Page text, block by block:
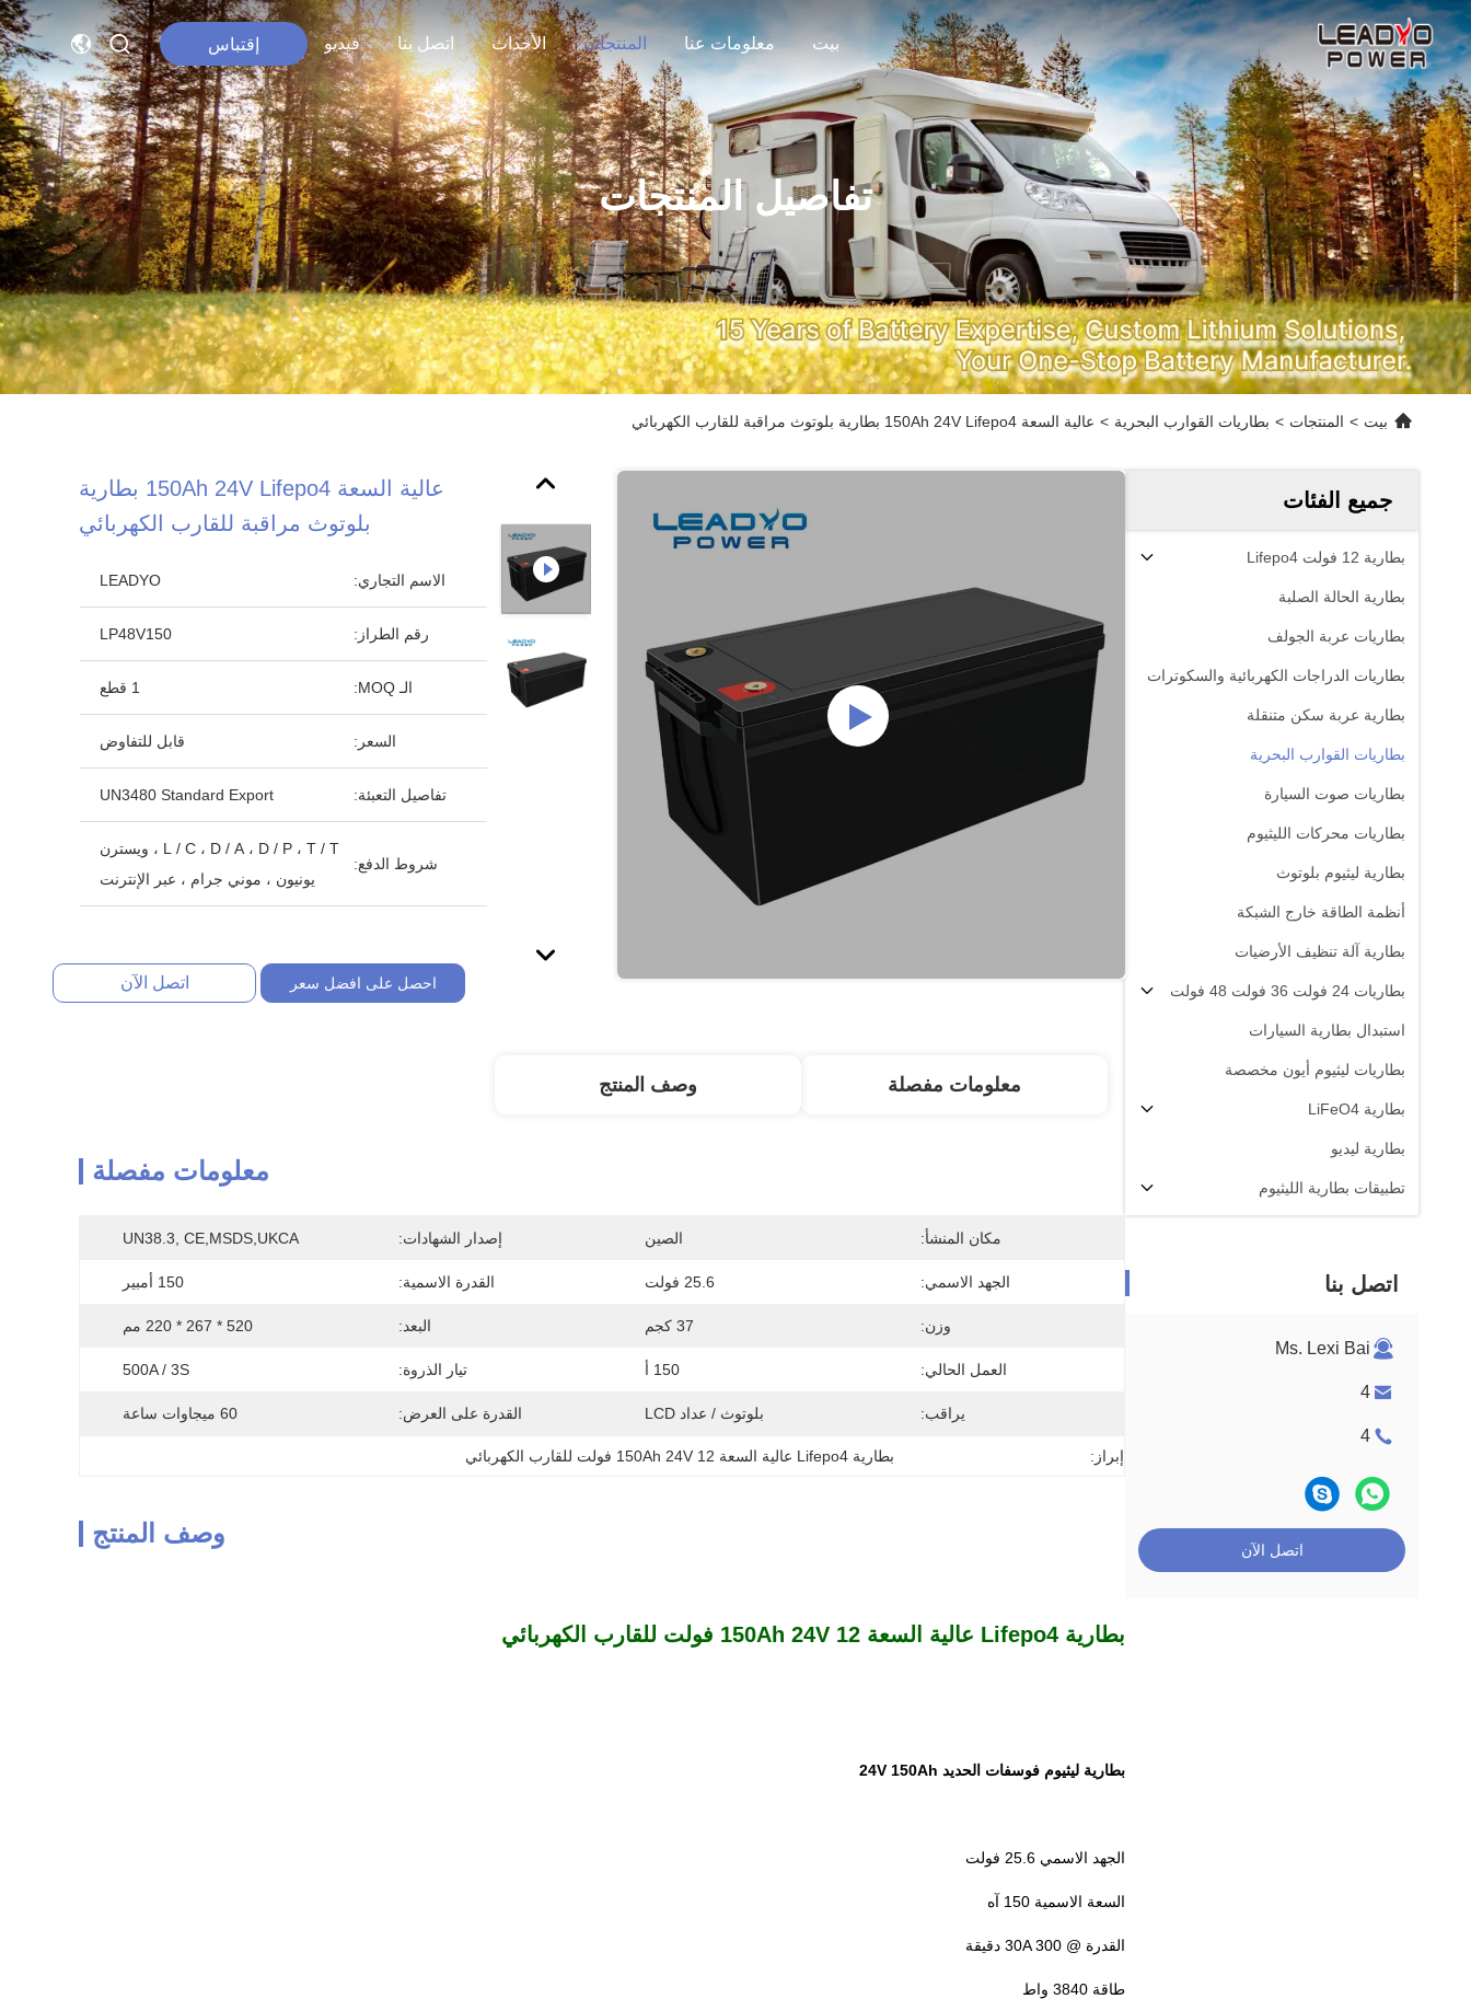
بيت معلومات عنا المنتجات الأحداث اتصل بنا فيديو إقتباس
تفاصيل المنتجات
بيت > المنتجات > بطاريات القوارب البحرية > عالية السعة 150Ah 24V Lifepo4 بطارية بلوتوث مراقبة للقارب الكهربائي
جميع الفئات
بطارية 12 فولت Lifepo4
بطارية الحالة الصلبة
بطاريات عربة الجولف
بطاريات الدراجات الكهربائية والسكوترات
بطارية عربة سكن متنقلة
بطاريات القوارب البحرية
بطاريات صوت السيارة
بطاريات محركات الليثيوم
بطارية ليثيوم بلوتوث
أنظمة الطاقة خارج الشبكة
بطارية آلة تنظيف الأرضيات
بطاريات 24 فولت 36 فولت 48 فولت
استبدال بطارية السيارات
بطاريات ليثيوم أيون مخصصة
بطارية LiFeO4
بطارية ليديو
تطبيقات بطارية الليثيوم
اتصل بنا
Ms. Lexi Bai
4
4
اتصل الآن
عالية السعة 150Ah 24V Lifepo4 بطارية
بلوتوث مراقبة للقارب الكهربائي
الاسم التجاري: LEADYO
رقم الطراز: LP48V150
الـ MOQ: 1 قطع
السعر: قابل للتفاوض
تفاصيل التعبئة: UN3480 Standard Export
شروط الدفع:
L / C ، D / A ، D / P ، T / T ، ويسترن
يونيون ، موني جرام ، عبر الإنترنت
احصل على افضل سعر اتصل الآن
معلومات مفصلة وصف المنتج
معلومات مفصلة
مكان المنشأ: الصين إصدار الشهادات: UN38.3, CE,MSDS,UKCA
الجهد الاسمي: 25.6 فولت القدرة الاسمية: 150 أمبير
وزن: 37 كجم البعد: 520 * 267 * 220 مم
العمل الحالي: 150 أ تيار الذروة: 500A / 3S
يراقب: بلوتوث / عداد LCD القدرة على العرض: 60 ميجاوات ساعة
إبراز: بطارية Lifepo4 عالية السعة 150Ah 24V 12 فولت للقارب الكهربائي
وصف المنتج
بطارية Lifepo4 عالية السعة 150Ah 24V 12 فولت للقارب الكهربائي
بطارية ليثيوم فوسفات الحديد 24V 150Ah
الجهد الاسمي 25.6 فولت
السعة الاسمية 150 آه
القدرة @ 30A 300 دقيقة
طاقة 3840 واط